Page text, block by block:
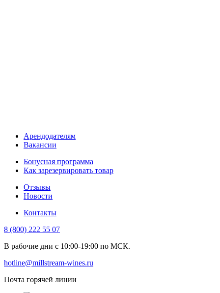
Арендодателям
Вакансии
Бонусная программа
Как зарезервировать товар
Отзывы
Новости
Контакты
8 (800) 222 55 07
В рабочие дни с 10:00-19:00 по МСК.
hotline@millstream-wines.ru
Почта горячей линии